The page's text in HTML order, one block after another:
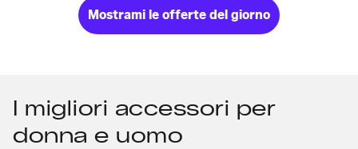
Mostrami le offerte del giorno
I migliori accessori per
donna e uomo